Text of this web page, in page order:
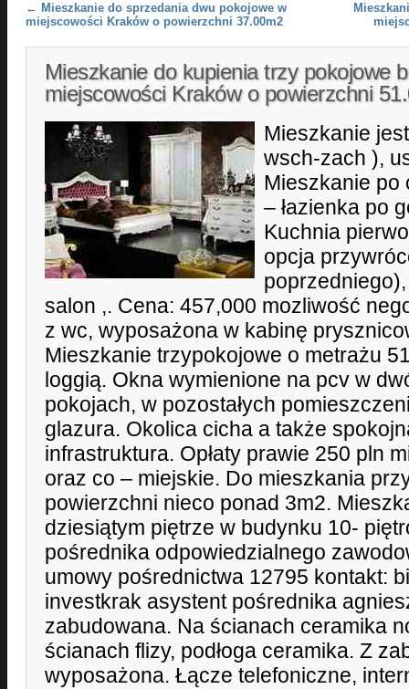
Post navigation
← Mieszkanie do sprzedania dwu pokojowe w
miejscowości Kraków o powierzchni 37.00m2
Mieszkanie do kupienia trzy pokojowe
miejscowości Kraków o powierzchni
Mieszkanie
wsch-zach ),
Mieszkanie po
– łazienka po
Kuchnia
opcja
salon ,. Cena: 457,000 mozliwość
z wc, wyposażona w kabinę
Mieszkanie trzypokojowe o metrażu
loggią. Okna wymienione na pcv w
pokojach, w pozostałych
glazura. Okolica cicha a także
infrastruktura. Opłaty prawie 250 pln
oraz co – miejskie. Do mieszkania
powierzchni nieco ponad 3m2.
dziesiątym piętrze w budynku 10-
pośrednika odpowiedzialnego
umowy pośrednictwa 12795 kontakt:
investkrak asystent pośrednika
zabudowana. Na ścianach ceramika
ścianach flizy, podłoga ceramika. Z
wyposażona. Łącze telefoniczne,